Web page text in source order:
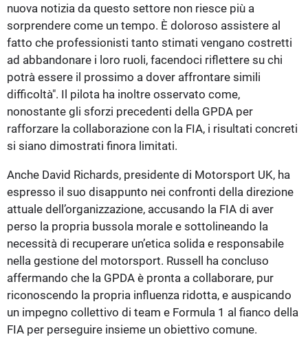
nuova notizia da questo settore non riesce più a
sorprendere come un tempo. È doloroso assistere al
fatto che professionisti tanto stimati vengano costretti
ad abbandonare i loro ruoli, facendoci riflettere su chi
potrà essere il prossimo a dover affrontare simili
difficoltà". Il pilota ha inoltre osservato come,
nonostante gli sforzi precedenti della GPDA per
rafforzare la collaborazione con la FIA, i risultati concreti
si siano dimostrati finora limitati.
Anche David Richards, presidente di Motorsport UK, ha
espresso il suo disappunto nei confronti della direzione
attuale dell’organizzazione, accusando la FIA di aver
perso la propria bussola morale e sottolineando la
necessità di recuperare un’etica solida e responsabile
nella gestione del motorsport. Russell ha concluso
affermando che la GPDA è pronta a collaborare, pur
riconoscendo la propria influenza ridotta, e auspicando
un impegno collettivo di team e Formula 1 al fianco della
FIA per perseguire insieme un obiettivo comune.